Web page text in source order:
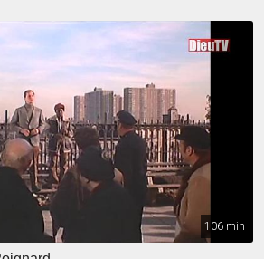
106 min